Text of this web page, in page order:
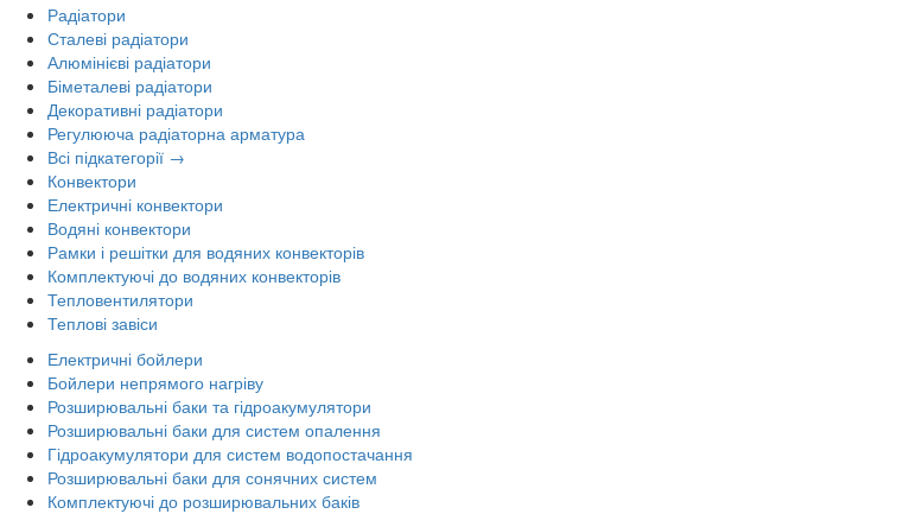
Радіатори
Сталеві радіатори
Алюмінієві радіатори
Біметалеві радіатори
Декоративні радіатори
Регулююча радіаторна арматура
Всі підкатегорії →
Конвектори
Електричні конвектори
Водяні конвектори
Рамки і решітки для водяних конвекторів
Комплектуючі до водяних конвекторів
Тепловентилятори
Теплові завіси
Електричні бойлери
Бойлери непрямого нагріву
Розширювальні баки та гідроакумулятори
Розширювальні баки для систем опалення
Гідроакумулятори для систем водопостачання
Розширювальні баки для сонячних систем
Комплектуючі до розширювальних баків